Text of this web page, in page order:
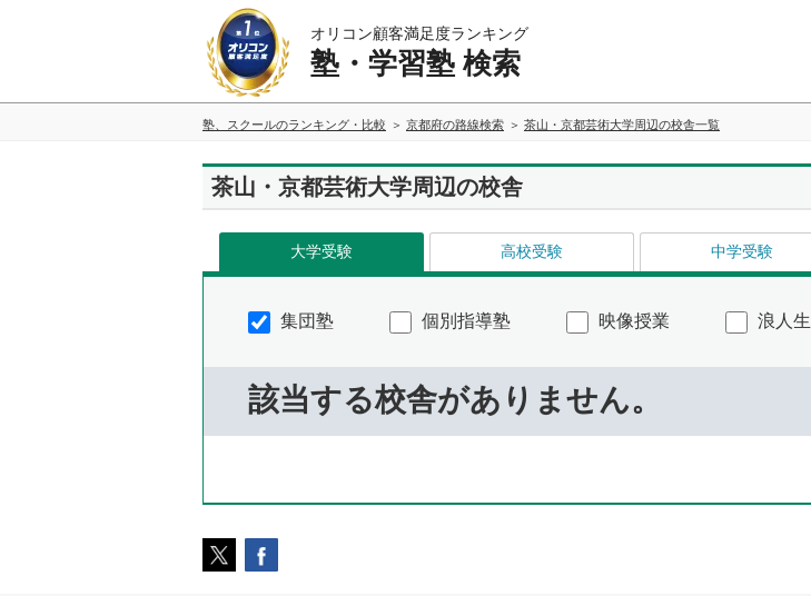
オリコン顧客満足度ランキング
塾・学習塾 検索
塾、スクールのランキング・比較 京都府の路線検索 茶山・京都芸術大学周辺の校舎一覧
茶山・京都芸術大学周辺の校舎
大学受験 高校受験 中学受験
集団塾 個別指導塾 映像授業 浪人生
該当する校舎がありません。